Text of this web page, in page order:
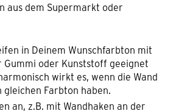
aus dem Supermarkt oder
in Deinem Wunschfarbton mit
Gummi oder Kunststoff geeignet
wirkt es, wenn die Wand
gleichen Farbton haben.
an, z.B. mit Wandhaken an der